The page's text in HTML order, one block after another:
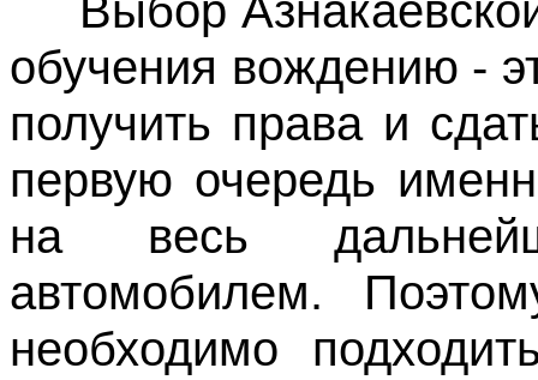
обучения вождению -
получить права и
первую очередь
на весь
автомобилем.
необходимо